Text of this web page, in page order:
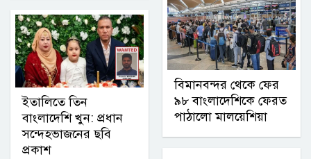
ইতালিতে তিন
বাংলাদেশি খুন: প্রধান
সন্দেহভাজনের ছবি
প্রকাশ
বিমানবন্দর থেকে ফের
৯৮ বাংলাদেশিকে ফেরত
পাঠালো মালয়েশিয়া